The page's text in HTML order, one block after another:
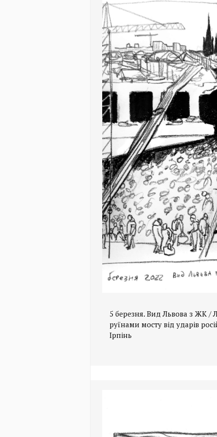
5 березня. Вид Львова з ЖК /
руїнами мосту від ударів
Ірпінь